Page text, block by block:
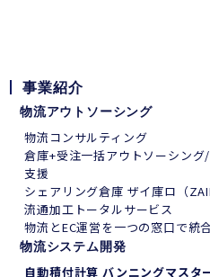
事業紹介
物流アウトソーシング
物流コンサルティング
倉庫+受注一括アウトソーシング
支援
シェアリング倉庫 ザイ庫ロ（
流通加工トータルサービス
物流とEC運営を一つの窓口で統
物流システム開発
自動積付計算 バンニングマスタ